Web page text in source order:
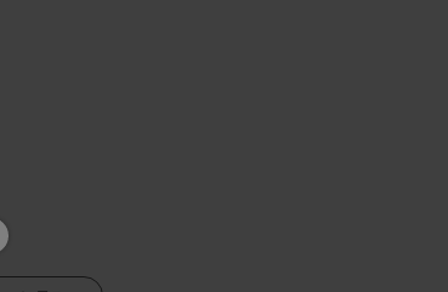
き見事に完成したこのソファは、100年後のア
つけのアイテムです。